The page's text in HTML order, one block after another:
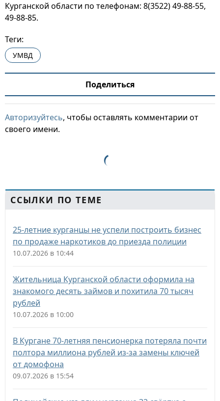
Курганской области по телефонам: 8(3522) 49-88-55,
49-88-85.
Теги:
УМВД
Поделиться
Авторизуйтесь, чтобы оставлять комментарии от
своего имени.
ССЫЛКИ ПО ТЕМЕ
25-летние курганцы не успели построить бизнес
по продаже наркотиков до приезда полиции
10.07.2026 в 10:44
Жительница Курганской области оформила на
знакомого десять займов и похитила 70 тысяч
рублей
10.07.2026 в 10:00
В Кургане 70-летняя пенсионерка потеряла почти
полтора миллиона рублей из-за замены ключей
от домофона
09.07.2026 в 15:54